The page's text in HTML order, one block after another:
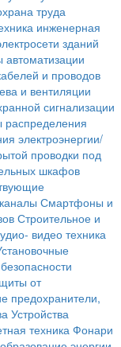
труда
инженерная
зданий
и проводов
и вентиляции
сигнализации
электроэнергии/
проводки под
шкафов
Смартфоны и
Строительное и
видео техника
от
предохранители,
Устройства
техника Фонари